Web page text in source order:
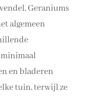
Geraniums
algemeen
minimaal
en bladeren
tuin, terwijl ze